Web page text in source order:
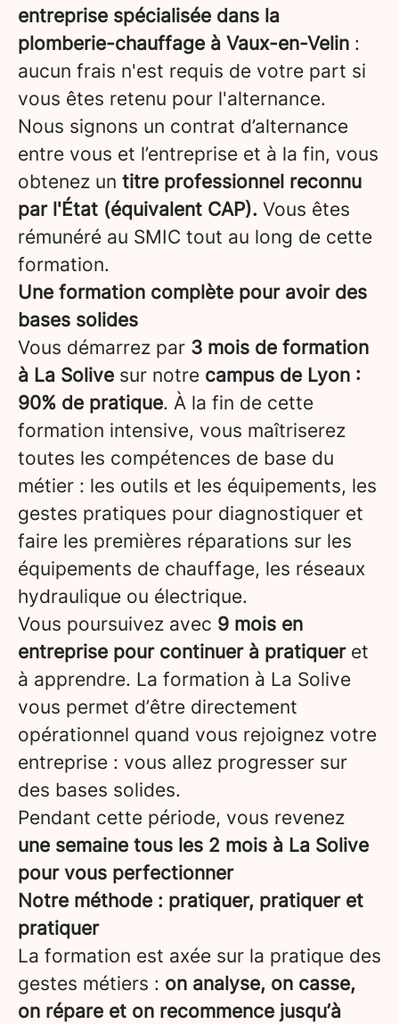
entreprise spécialisée dans la
plomberie-chauffage à Vaux-en-Velin :
aucun frais n'est requis de votre part si
vous êtes retenu pour l'alternance.
Nous signons un contrat d’alternance
entre vous et l’entreprise et à la fin, vous
obtenez un titre professionnel reconnu
par l'État (équivalent CAP). Vous êtes
rémunéré au SMIC tout au long de cette
formation.
Une formation complète pour avoir des
bases solides
Vous démarrez par 3 mois de formation
à La Solive sur notre campus de Lyon :
90% de pratique. À la fin de cette
formation intensive, vous maîtriserez
toutes les compétences de base du
métier : les outils et les équipements, les
gestes pratiques pour diagnostiquer et
faire les premières réparations sur les
équipements de chauffage, les réseaux
hydraulique ou électrique.
Vous poursuivez avec 9 mois en
entreprise pour continuer à pratiqueret
à apprendre. La formation à La Solive
vous permet d’être directement
opérationnel quand vous rejoignez votre
entreprise : vous allez progresser sur
des bases solides.
Pendant cette période, vous revenez
une semaine tous les 2 mois à La Solive
pour vous perfectionner
Notre méthode : pratiquer, pratiquer et
pratiquer
La formation est axée sur la pratique des
gestes métiers : on analyse, on casse,
on répare et on recommence jusqu’à